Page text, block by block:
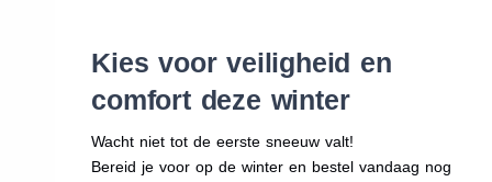
Kies voor veiligheid en
comfort deze winter
Wacht niet tot de eerste sneeuw valt!
Bereid je voor op de winter en bestel vandaag nog